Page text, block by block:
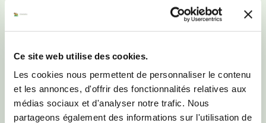
Ce site web utilise des cookies.
Les cookies nous permettent de personnaliser le contenu
et les annonces, d'offrir des fonctionnalités relatives aux
médias sociaux et d'analyser notre trafic. Nous
partageons également des informations sur l'utilisation de